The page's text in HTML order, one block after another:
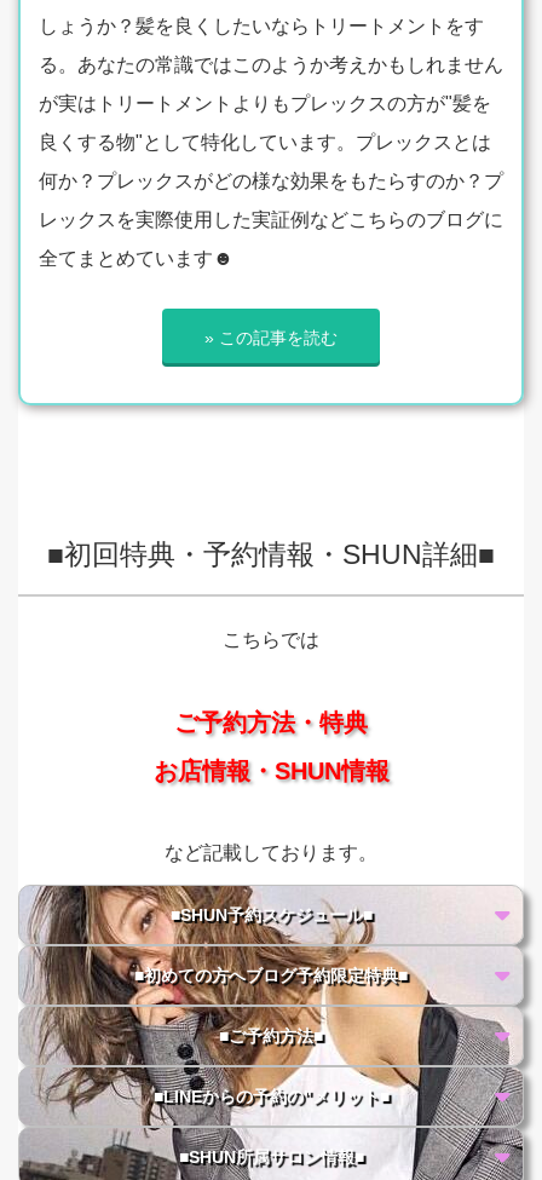
しょうか？髪を良くしたいならトリートメントをす
る。あなたの常識ではこのようか考えかもしれません
が実はトリートメントよりもプレックスの方が"髪を
良くする物"として特化しています。プレックスとは
何か？プレックスがどの様な効果をもたらすのか？プ
レックスを実際使用した実証例などこちらのブログに
全てまとめています☻
» この記事を読む
■初回特典・予約情報・SHUN詳細■
こちらでは
ご予約方法・特典
お店情報・SHUN情報
など記載しております。
■SHUN予約スケジュール■
■初めての方へブログ予約限定特典■
■ご予約方法■
■LINEからの予約の"メリット■
■SHUN所属サロン情報■